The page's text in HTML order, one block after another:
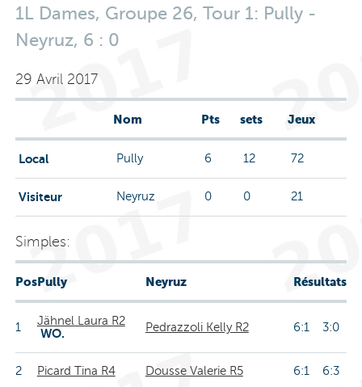
1L Dames, Groupe 26, Tour 1: Pully -
Neyruz, 6 : 0
29 Avril 2017
Nom Pts sets Jeux
Local Pully 6 12 72
Visiteur Neyruz 0 0 21
Simples:
PosPully Neyruz Résultats
1 Jähnel Laura R2
WO. Pedrazzoli Kelly R2 6:1 3:0
2 Picard Tina R4 Dousse Valerie R5 6:1 6:3